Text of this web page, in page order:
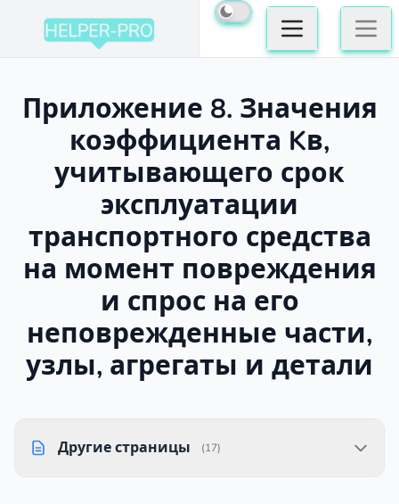
Приложение 8. Значения
коэффициента Kв,
учитывающего срок
эксплуатации
транспортного средства
на момент повреждения
и спрос на его
неповрежденные части,
узлы, агрегаты и детали
Другие страницы (17)